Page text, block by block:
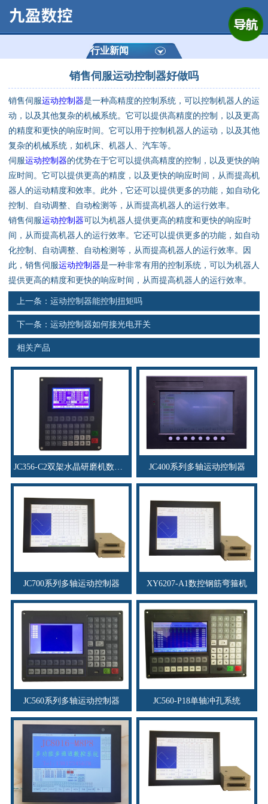
公司简介
产品展示
运动控制器
定制数控系统
技术资讯
公司动态
资料下载
资质荣誉
产品应用
s
行业新闻
销售伺服运动控制器好做吗
销售伺服运动控制器是一种高精度的控制系统，可以控制机器人的运
动，以及其他复杂的机械系统。它可以提供高精度的控制，以及更高
的精度和更快的响应时间。它可以用于控制机器人的运动，以及其他
复杂的机械系统，如机床、机器人、汽车等。
伺服运动控制器的优势在于它可以提供高精度的控制，以及更快的响
应时间。它可以提供更高的精度，以及更快的响应时间，从而提高机
器人的运动精度和效率。此外，它还可以提供更多的功能，如自动化
控制、自动调整、自动检测等，从而提高机器人的运行效率。
销售伺服运动控制器可以为机器人提供更高的精度和更快的响应时
间，从而提高机器人的运行效率。它还可以提供更多的功能，如自动
化控制、自动调整、自动检测等，从而提高机器人的运行效率。因
此，销售伺服运动控制器是一种非常有用的控制系统，可以为机器人
提供更高的精度和更快的响应时间，从而提高机器人的运行效率。
上一条： 运动控制器能控制扭矩吗
下一条： 运动控制器如何接光电开关
相关产品
JC356-C2双架水晶研磨机数控系统 JC400系列多轴运动控制器
JC700系列多轴运动控制器 XY6207-A1数控钢筋弯箍机
JC560系列多轴运动控制器 JC560-P18单轴冲孔系统